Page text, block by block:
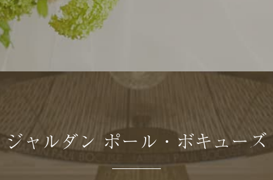
ジャルダン ポール・ボキューズ